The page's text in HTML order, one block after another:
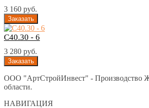
3 160 руб.
С40.30 - 6
3 280 руб.
ООО "АртСтройИнвест" - Производство
области.
НАВИГАЦИЯ